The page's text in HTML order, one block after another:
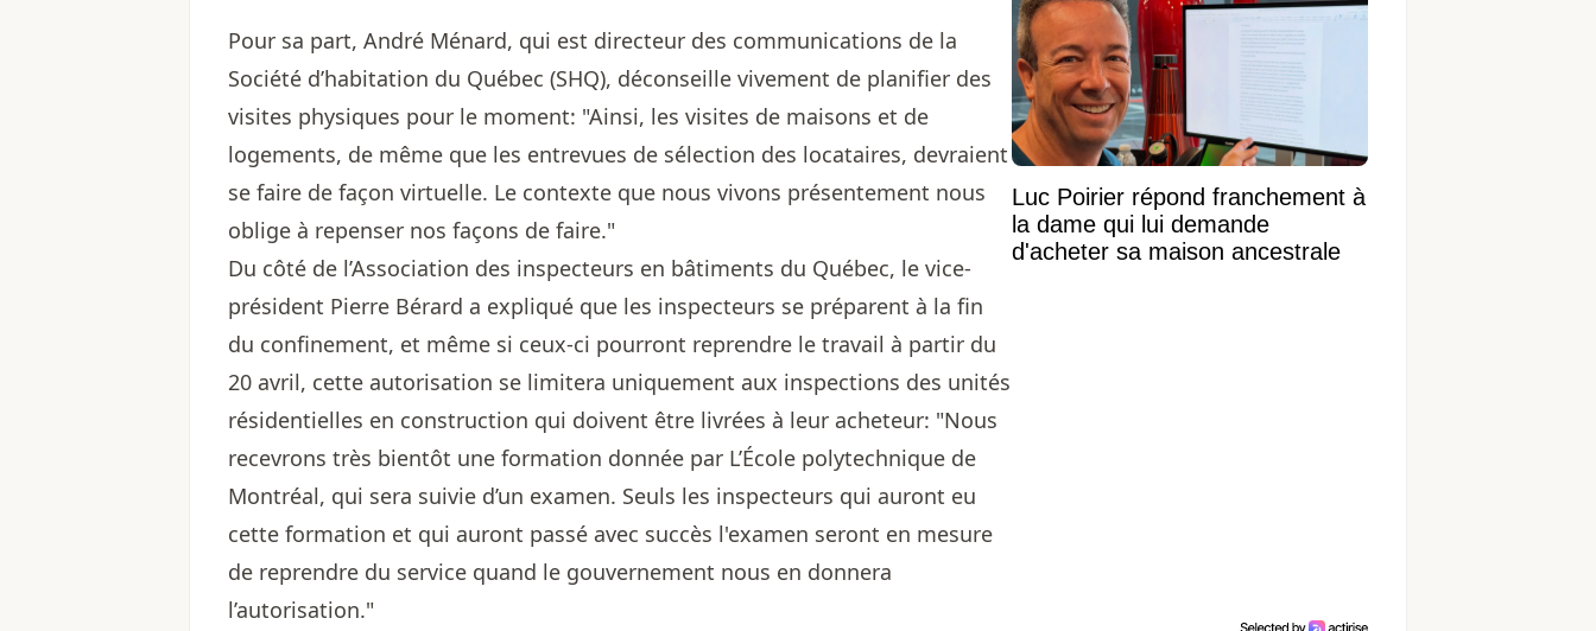
Pour sa part, André Ménard, qui est directeur des communications de la
Société d’habitation du Québec (SHQ), déconseille vivement de planifier des
visites physiques pour le moment: "Ainsi, les visites de maisons et de
logements, de même que les entrevues de sélection des locataires, devraient
se faire de façon virtuelle. Le contexte que nous vivons présentement nous
oblige à repenser nos façons de faire."
Du côté de l’Association des inspecteurs en bâtiments du Québec, le vice-
président Pierre Bérard a expliqué que les inspecteurs se préparent à la fin
du confinement, et même si ceux-ci pourront reprendre le travail à partir du
20 avril, cette autorisation se limitera uniquement aux inspections des unités
résidentielles en construction qui doivent être livrées à leur acheteur: "Nous
recevrons très bientôt une formation donnée par L’École polytechnique de
Montréal, qui sera suivie d’un examen. Seuls les inspecteurs qui auront eu
cette formation et qui auront passé avec succès l'examen seront en mesure
de reprendre du service quand le gouvernement nous en donnera
l’autorisation."
Luc Poirier répond franchement à
la dame qui lui demande
d'acheter sa maison ancestrale